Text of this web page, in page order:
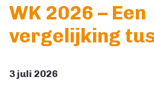
WK 2026 – Een
vergelijking
3 juli 2026